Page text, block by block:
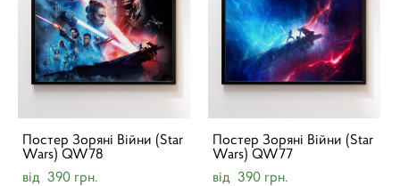
Постер Зоряні Війни (Star
Wars) QW78
від 390 грн.
Постер Зоряні Війни (Star
Wars) QW77
від 390 грн.